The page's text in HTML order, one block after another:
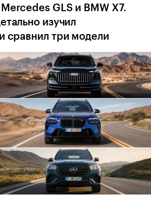
GLS и BMW X7.
изучил
сравнил три модели